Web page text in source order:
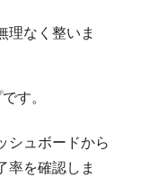
理なく整いま
す。
シュボードから
率を確認しま